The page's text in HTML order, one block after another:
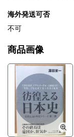
海外発送可否
不可
商品画像